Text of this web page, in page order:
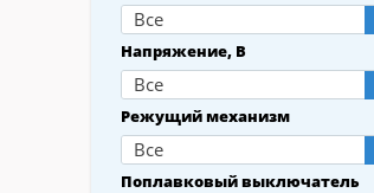
Все
Напряжение, В
Все
Режущий механизм
Все
Поплавковый выключатель